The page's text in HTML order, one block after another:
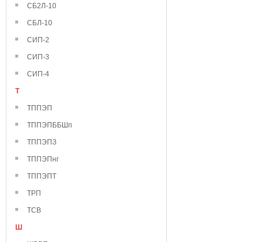
СБ2Л-10
СБЛ-10
СИП-2
СИП-3
СИП-4
Т
ТППЭП
ТППЭПББШп
ТППЭПЗ
ТППЭПнг
ТППЭПТ
ТРП
ТСВ
Ш